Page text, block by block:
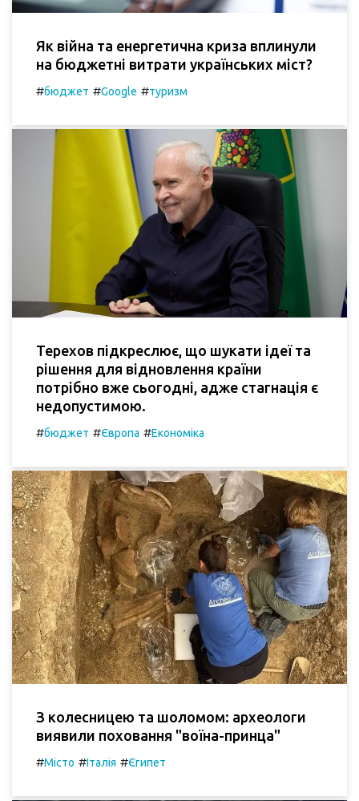
Як війна та енергетична криза вплинули
на бюджетні витрати українських міст?
#бюджет #Google #туризм
Терехов підкреслює, що шукати ідеї та
рішення для відновлення країни
потрібно вже сьогодні, адже стагнація є
недопустимою.
#бюджет #Європа #Економіка
З колесницею та шоломом: археологи
виявили поховання "воїна-принца"
#Місто #Італія #Єгипет